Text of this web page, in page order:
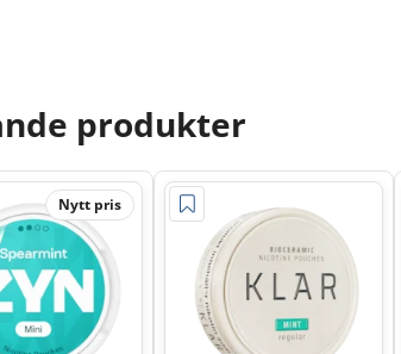
produkter
Nytt pris